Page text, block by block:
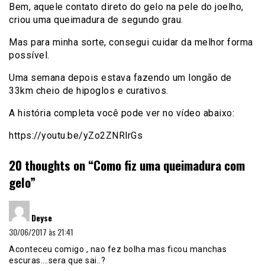
Bem, aquele contato direto do gelo na pele do joelho,
criou uma queimadura de segundo grau.
Mas para minha sorte, consegui cuidar da melhor forma
possível.
Uma semana depois estava fazendo um longão de
33km cheio de hipoglos e curativos.
A história completa você pode ver no vídeo abaixo:
https://youtu.be/yZo2ZNRlrGs
20 thoughts on “Como fiz uma queimadura com
gelo”
Deyse
30/06/2017 às 21:41
Aconteceu comigo , nao fez bolha mas ficou manchas
escuras….sera que sai..?